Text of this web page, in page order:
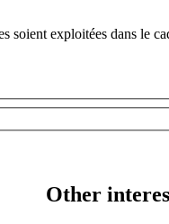
soient exploitées dans le
Other